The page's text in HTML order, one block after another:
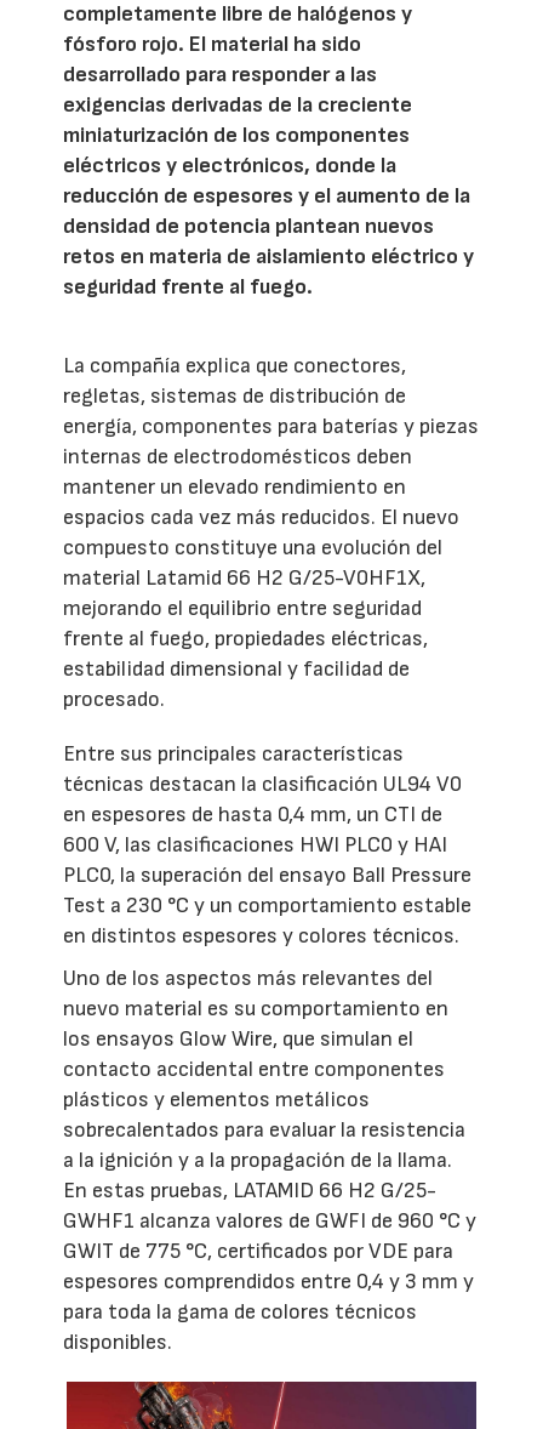
completamente libre de halógenos y
fósforo rojo. El material ha sido
desarrollado para responder a las
exigencias derivadas de la creciente
miniaturización de los componentes
eléctricos y electrónicos, donde la
reducción de espesores y el aumento de la
densidad de potencia plantean nuevos
retos en materia de aislamiento eléctrico y
seguridad frente al fuego.
La compañía explica que conectores,
regletas, sistemas de distribución de
energía, componentes para baterías y piezas
internas de electrodomésticos deben
mantener un elevado rendimiento en
espacios cada vez más reducidos. El nuevo
compuesto constituye una evolución del
material Latamid 66 H2 G/25-V0HF1X,
mejorando el equilibrio entre seguridad
frente al fuego, propiedades eléctricas,
estabilidad dimensional y facilidad de
procesado.
Entre sus principales características
técnicas destacan la clasificación UL94 V0
en espesores de hasta 0,4 mm, un CTI de
600 V, las clasificaciones HWI PLC0 y HAI
PLC0, la superación del ensayo Ball Pressure
Test a 230 °C y un comportamiento estable
en distintos espesores y colores técnicos.
Uno de los aspectos más relevantes del
nuevo material es su comportamiento en
los ensayos Glow Wire, que simulan el
contacto accidental entre componentes
plásticos y elementos metálicos
sobrecalentados para evaluar la resistencia
a la ignición y a la propagación de la llama.
En estas pruebas, LATAMID 66 H2 G/25-
GWHF1 alcanza valores de GWFI de 960 °C y
GWIT de 775 °C, certificados por VDE para
espesores comprendidos entre 0,4 y 3 mm y
para toda la gama de colores técnicos
disponibles.